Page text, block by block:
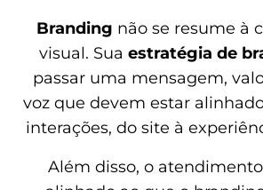
Branding não se resume à
visual. Sua estratégia de
passar uma mensagem,
voz que devem estar
interações, do site à
Além disso, o